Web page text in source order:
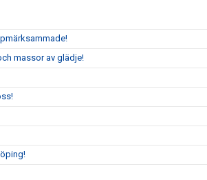
massor av glädje!